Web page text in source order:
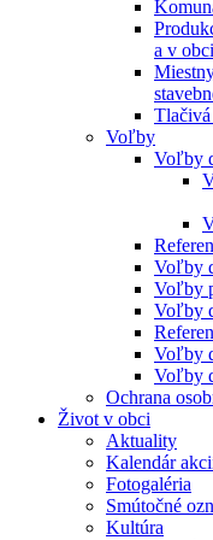
a v
Tlačivá
Voľby
Voľby
Voľby
Voľby
Voľby
Voľby
Voľby
Ochrana
Život v obci
Aktuality
Kalendár
Fotogaléria
Smútočné
Kultúra